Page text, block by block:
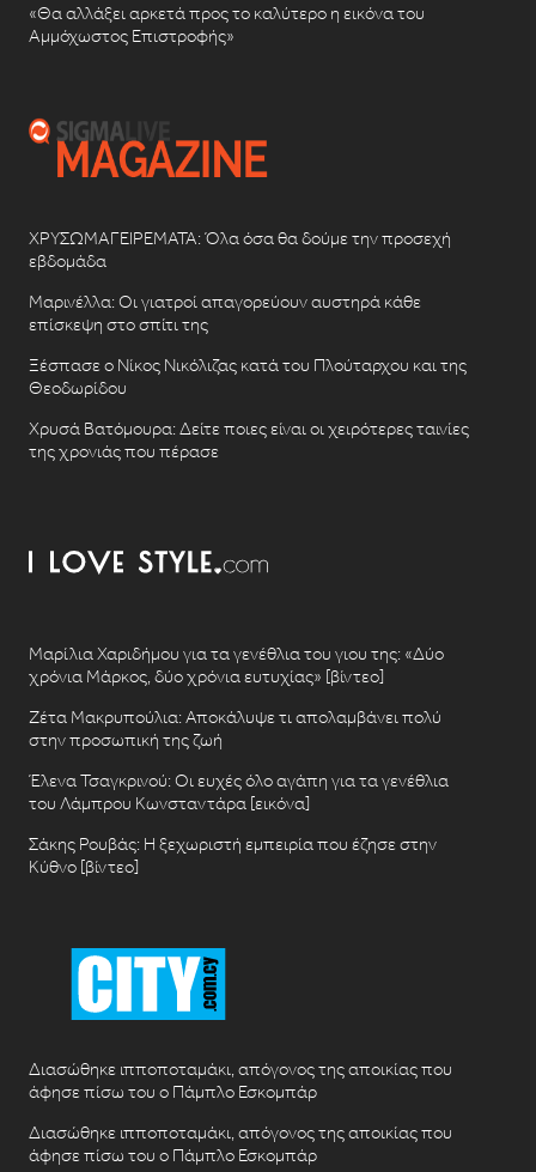
«Θα αλλάξει αρκετά προς το καλύτερο η εικόνα του
Αμμόχωστος Επιστροφής»
ΧΡΥΣΩΜΑΓΕΙΡΕΜΑΤΑ: Όλα όσα θα δούμε την προσεχή
εβδομάδα
Μαρινέλλα: Οι γιατροί απαγορεύουν αυστηρά κάθε
επίσκεψη στο σπίτι της
Ξέσπασε ο Νίκος Νικόλιζας κατά του Πλούταρχου και της
Θεοδωρίδου
Χρυσά Βατόμουρα: Δείτε ποιες είναι οι χειρότερες ταινίες
της χρονιάς που πέρασε
Μαρίλια Χαριδήμου για τα γενέθλια του γιου της: «Δύο
χρόνια Μάρκος, δύο χρόνια ευτυχίας» [βίντεο]
Ζέτα Μακρυπούλια: Αποκάλυψε τι απολαμβάνει πολύ
στην προσωπική της ζωή
Έλενα Τσαγκρινού: Οι ευχές όλο αγάπη για τα γενέθλια
του Λάμπρου Κωνσταντάρα [εικόνα]
Σάκης Ρουβάς: Η ξεχωριστή εμπειρία που έζησε στην
Κύθνο [βίντεο]
Διασώθηκε ιπποποταμάκι, απόγονος της αποικίας που
άφησε πίσω του ο Πάμπλο Εσκομπάρ
Διασώθηκε ιπποποταμάκι, απόγονος της αποικίας που
άφησε πίσω του ο Πάμπλο Εσκομπάρ